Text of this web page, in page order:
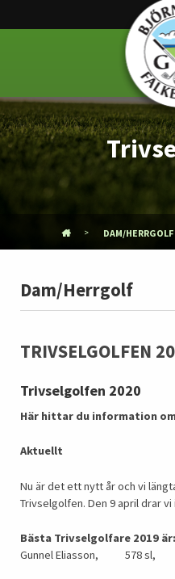
DAM/HERRGOLF
Dam/Herrgolf
TRIVSELGOLFEN
Trivselgolfen 2020
Här hittar du information
Aktuellt
Nu är det ett nytt år och vi
Trivselgolfen. Den 9 april drar
Bästa Trivselgolfare 2019 är:
Gunnel Eliasson, 578 sl,